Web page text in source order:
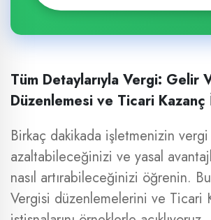
Tüm Detaylarıyla Vergi: Gelir
Düzenlemesi ve Ticari Kazanç
Birkaç dakikada işletmenizin vergi
azaltabileceğinizi ve yasal
nasıl artırabileceğinizi öğrenin.
Vergisi düzenlemelerini ve Ticari